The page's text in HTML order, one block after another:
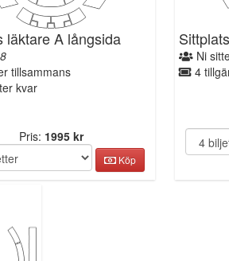
läktare A långsida
tillsammans
kvar
Pris: 1995 kr
Köp
Ni
4